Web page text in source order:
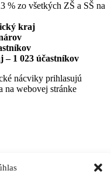
% zo všetkých ZŠ a SŠ na
kraj
– 1 023 účastníkov
nácviky prihlasujú
na webovej stránke